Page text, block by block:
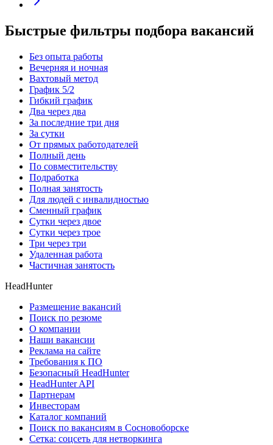
Быстрые фильтры подбора вакансий
Без опыта работы
Вечерняя и ночная
Вахтовый метод
График 5/2
Гибкий график
Два через два
За последние три дня
За сутки
От прямых работодателей
Полный день
По совместительству
Подработка
Полная занятость
Для людей с инвалидностью
Сменный график
Сутки через двое
Сутки через трое
Три через три
Удаленная работа
Частичная занятость
HeadHunter
Размещение вакансий
Поиск по резюме
О компании
Наши вакансии
Реклама на сайте
Требования к ПО
Безопасный HeadHunter
HeadHunter API
Партнерам
Инвесторам
Каталог компаний
Поиск по вакансиям в Сосновоборске
Сетка: соцсеть для нетворкинга